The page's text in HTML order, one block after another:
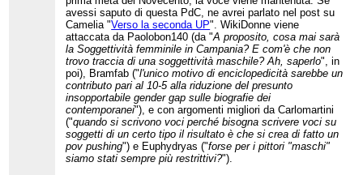
avessi saputo di questa PdC, ne avrei parlato nel post su
Camelia "Verso la seconda UP". WikiDonne viene
attaccata da Paolobon140 (da "A proposito, cosa mai sarà
la Soggettività femminile in Campania? E com'è che non
trovo traccia di una soggettività maschile? Ah, saperlo", in
poi), Bramfab ("l'unico motivo di enciclopedicità sarebbe un
contributo pari al 10-5 alla riduzione del presunto
insopportabile gender gap sulle biografie dei
contemporanei"), e con argomenti migliori da Carlomartini
("quando si scrivono voci perché bisogna scrivere voci su
soggetti di un certo tipo il risultato è che si crea di fatto un
pov pushing") e Euphydryas ("forse per i pittori "maschi"
siamo stati sempre più restrittivi?").